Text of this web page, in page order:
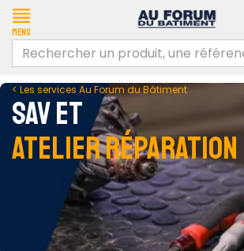
Menu
< Les services Au Forum du Bâtiment
SAV ET
ATELIER RÉPARATION